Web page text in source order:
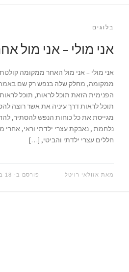
בלוגים
אני מולי – אני מול
אני מולי – אני מול האחר ממקומה
ממקומה, מחלק שלה בנפש רק שם
הפנימית הזאת תוכל לראות, תוכל לראות
תוכל לראות דרך עיניה את אשר רוצה
מגייסת את כל כוחות הנפש להסתיר,
נלחמת , נאבקת עצרי ילדתי וראי, אחרי
חללים עצרי ילדתי והביטי, […]
מאת אזולאי רויטל פורסם ב- 18 ביולי 2017